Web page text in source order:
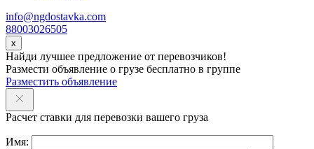
info@ngdostavka.com
88003026505
x
Найди лучшее предложение от перевозчиков!
Размести объявление о грузе бесплатно в группе
Разместить объявление
Расчет ставки для перевозки вашего груза
Имя: